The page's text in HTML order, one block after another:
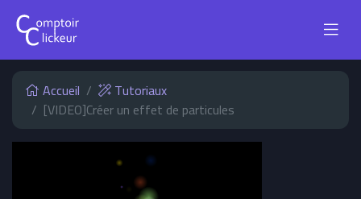
Accueil
Tutoriaux
[VIDEO]Créer un effet de particules